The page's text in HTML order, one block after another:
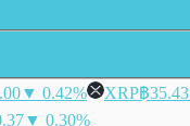
▼ 0.42% XRP฿35.43
▼ 0.30%